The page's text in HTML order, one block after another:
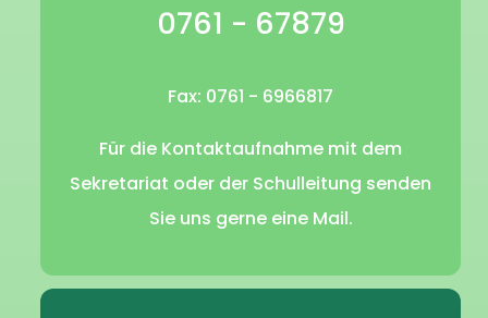
0761 - 67879
Fax: 0761 - 6966817
Für die Kontaktaufnahme mit dem
Sekretariat oder der Schulleitung senden
Sie uns gerne eine Mail.